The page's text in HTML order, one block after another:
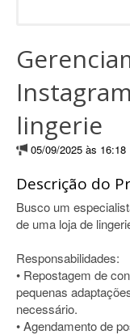
lingerie
05/09/2025 às 16:18
Descrição do
Busco um
de uma loja de
Responsabilidades:
• Repostagem de
pequenas
necessário.
• Agendamento de